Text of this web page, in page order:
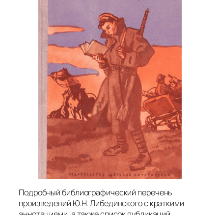
Подробный библиографический перечень
произведений Ю.Н. Либединского с краткими